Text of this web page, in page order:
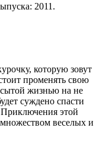
2011.
которую зовут
променять свою
жизнью на не
суждено спасти
Приключения этой
веселых и